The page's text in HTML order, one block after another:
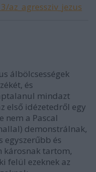
az_agressziv_jezus
álbölcsességek
és
mindazt
első idézetedről egy
nem a Pascal
demonstrálnak,
egyszerűbb és
károsnak tartom,
felül ezeknek az